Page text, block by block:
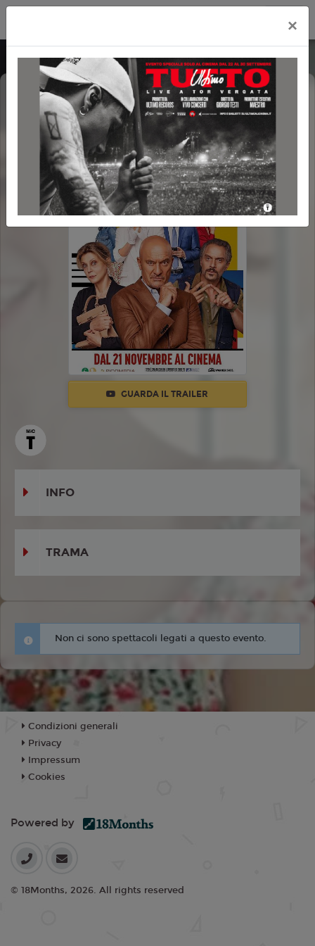
UNA TERAPIA DI GRUPPO
POLTRONE LUX
GUARDA IL TRAILER
INFO
TRAMA
Non ci sono spettacoli legati a questo evento.
×
Condizioni generali
Privacy
Impressum
Cookies
Powered by
© 18Months, 2026. All rights reserved